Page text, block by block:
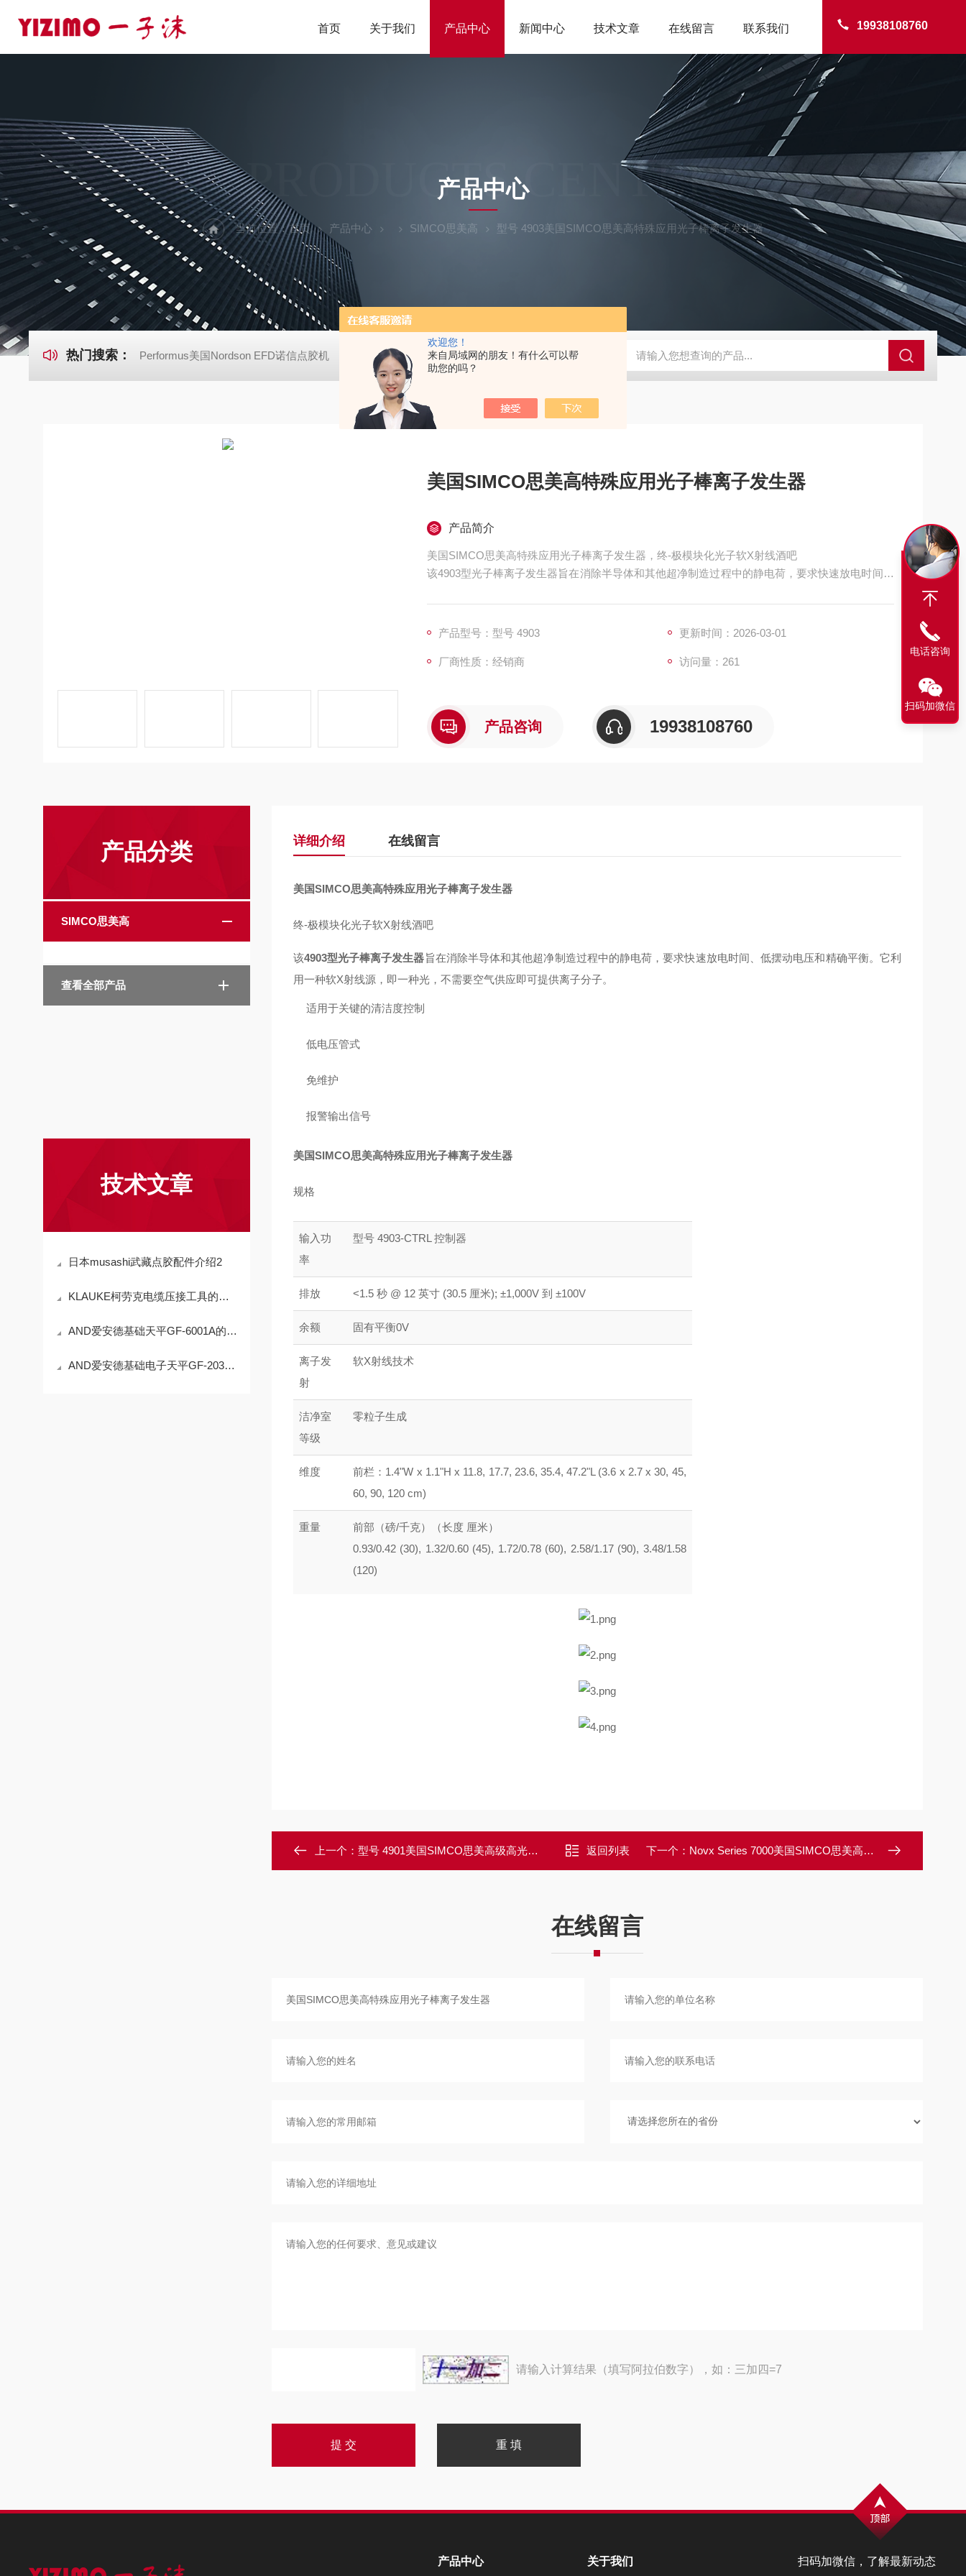
欢迎您！
来自局域网的朋友！有什么可以帮
助您的吗？
19938108760
首页 关于我们 产品中心 新闻中心 技术文章 在线留言 联系我们
PRODUCTS CENTER
产品中心
当前位置：首页 产品中心 SIMCO思美高 型号 4903美国SIMCO思美高特殊应用光子棒离子发生器
热门搜索： Performus美国Nordson EFD诺信点胶机 日本大塚otsuka MINUK 3D显微镜 TX-200日本凯特KETT外观分析仪器 粒度镜 SR-24LE美国里奇 RIDGID 管线定位仪带GPS
美国SIMCO思美高特殊应用光子棒离子发生器
产品简介
美国SIMCO思美高特殊应用光子棒离子发生器，终-极模块化光子软X射线酒吧
该4903型光子棒离子发生器旨在消除半导体和其他超净制造过程中的静电荷，要求快速放电时间、
产品型号：型号 4903 更新时间：2026-03-01
厂商性质：经销商 访问量：261
产品咨询 19938108760
产品分类
SIMCO思美高
查看全部产品
技术文章
日本musashi武藏点胶配件介绍2
KLAUKE柯劳克电缆压接工具的压接原理与精度控制技术
AND爱安德基础天平GF-6001A的技术参数
AND爱安德基础电子天平GF-203A的技术参数
详细介绍 在线留言
美国SIMCO思美高特殊应用光子棒离子发生器
终-极模块化光子软X射线酒吧
该4903型光子棒离子发生器旨在消除半导体和其他超净制造过程中的静电荷，要求快速放电时间、低摆动电压和精确平衡。它利
用一种软X射线源，即一种光，不需要空气供应即可提供离子分子。
适用于关键的清洁度控制
低电压管式
免维护
报警输出信号
美国SIMCO思美高特殊应用光子棒离子发生器
规格
输入功
率
型号 4903-CTRL 控制器
排放 <1.5 秒 @ 12 英寸 (30.5 厘米); ±1,000V 到 ±100V
余额 固有平衡0V
离子发
射
软X射线技术
洁净室
等级
零粒子生成
维度
前栏：1.4"W x 1.1"H x 11.8, 17.7, 23.6, 35.4, 47.2"L (3.6 x 2.7 x 30, 45,
60, 90, 120 cm)
重量
前部（磅/千克）（长度 厘米）
0.93/0.42 (30), 1.32/0.60 (45), 1.72/0.78 (60), 2.58/1.17 (90), 3.48/1.58
(120)
上一个： 型号 4901美国SIMCO思美高级高光子针离子发生器 返回列表 下一个： Novx Series 7000美国SIMCO思美高过程监控系统
在线留言
请输入计算结果（填写阿拉伯数字），如：三加四=7
扫码加微信，了解最新动态
产品中心 关于我们
电话咨询
扫码加微信